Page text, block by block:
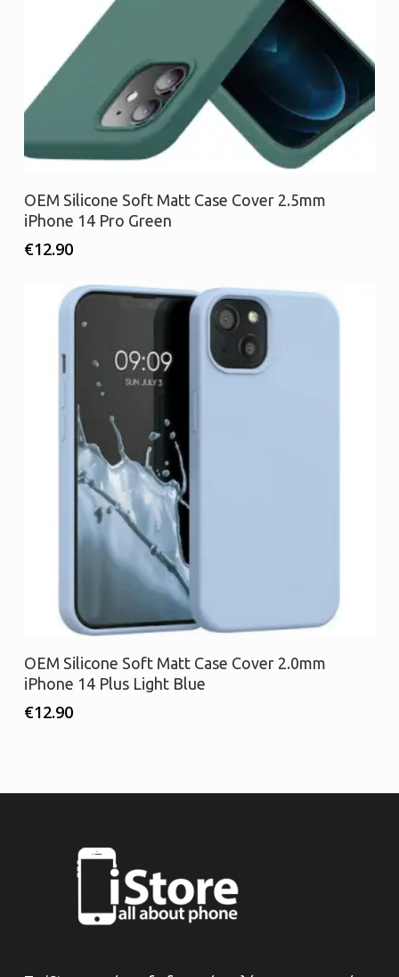
Προσθήκη στο καλάθι
OEM Silicone Soft Matt Case Cover 2.5mm
iPhone 14 Pro Green
€12.90
Προσθήκη στο καλάθι
OEM Silicone Soft Matt Case Cover 2.0mm
iPhone 14 Plus Light Blue
€12.90